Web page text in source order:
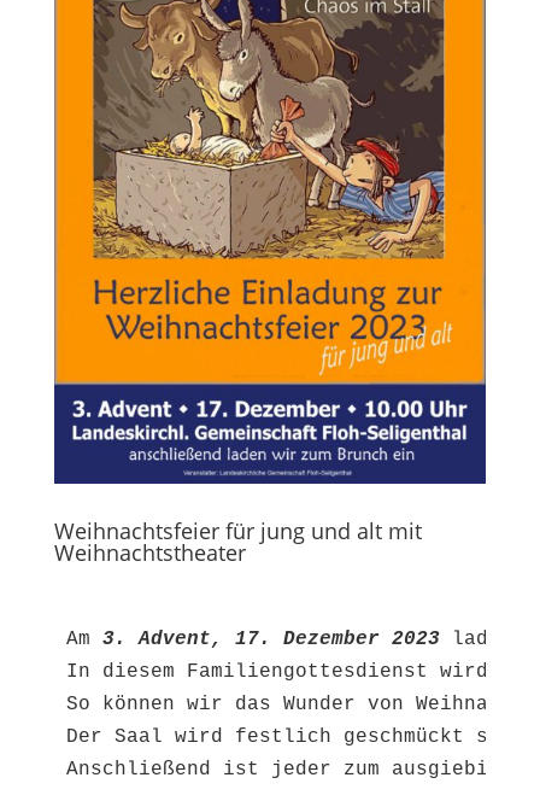
Weihnachtsfeier für jung und alt mit
Weihnachtstheater
Am 3. Advent, 17. Dezember 2023 laden
In diesem Familiengottesdienst wird
So können wir das Wunder von
Der Saal wird festlich geschmückt sein,